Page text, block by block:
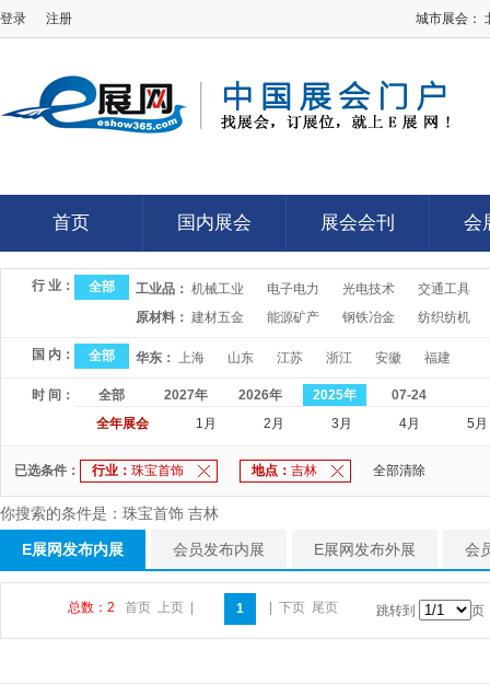
登录 注册 城市展会：
首页
首页
国内展会
国内展会
展会会刊
展会会刊
会
会
行 业： 全部 工业品： 机械工业 电子电力 光电技术
交通工具
原材料： 建材五金 能源矿产 钢铁冶金 纺织纺机
国 内： 全部 华东： 上海 山东 江苏 浙江 安徽 福建
时 间： 全部 2027年 2026年 2025年
07-24
全年展会
1月 2月 3月 4月 5月
已选条件： 行业： 珠宝首饰 地点： 吉林 全部清除
你搜索的条件是：珠宝首饰 吉林
E展网发布内展 会员发布内展 E展网发布外展 会
总数：2 首页 上页 1 下页 尾页 跳转到 页